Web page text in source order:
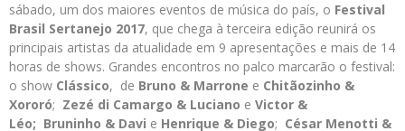
sábado, um dos maiores eventos de música do país, o Festival
Brasil Sertanejo 2017, que chega à terceira edição reunirá os
principais artistas da atualidade em 9 apresentações e mais de 14
horas de shows. Grandes encontros no palco marcarão o festival:
o show Clássico, de Bruno & Marrone e Chitãozinho &
Xororó; Zezé di Camargo & Luciano e Victor &
Léo; Bruninho & Davi e Henrique & Diego; César Menotti &